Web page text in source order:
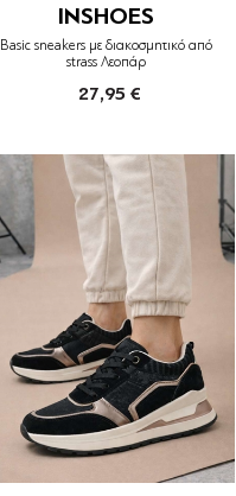
INSHOES
Basic sneakers με διακοσμητικό από
strass Λεοπάρ
27,95 €